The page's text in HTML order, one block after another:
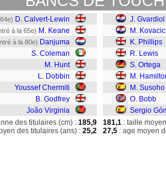
D. Calvert-Lewin
à la 65e) M. Keane
à la 80e) Danjuma
S. Coleman
M. Hunt
L. Dobbin
Youssef Chermiti
B. Godfrey
João Virginia
J. Gvardiol
M. Kovacic
K. Phillips
R. Lewis
S. Ortega
M.
M. Susoho
O. Bobb
Sergio
des titulaires (cm) : 185,9
des titulaires (ans) : 25,2
181,1 : taille
27,5 : age moyen